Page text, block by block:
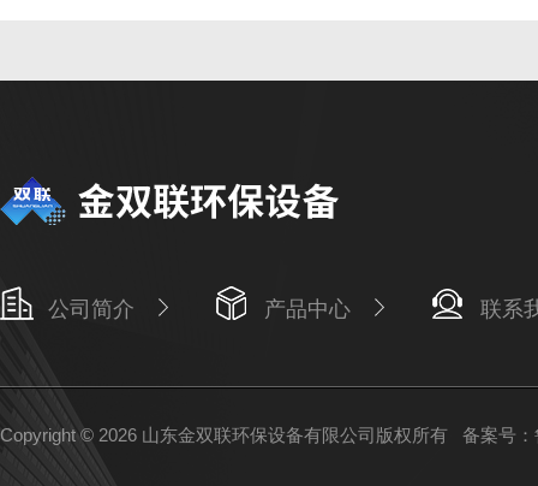
公司简介 产品中心 联系
Copyright © 2026 山东金双联环保设备有限公司版权所有 备案号